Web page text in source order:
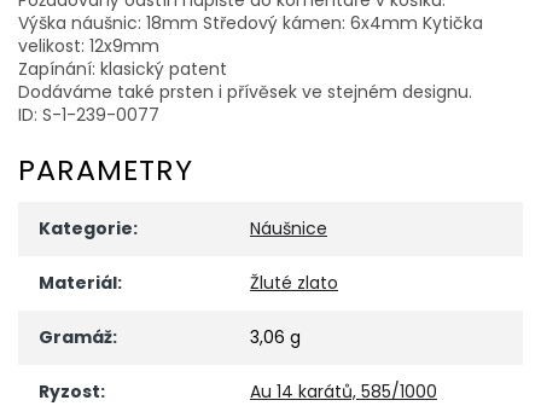
Výška náušnic: 18mm Středový kámen: 6x4mm Kytička
velikost: 12x9mm
Zapínání: klasický patent
Dodáváme také prsten i přívěsek ve stejném designu.
ID: S-1-239-0077
PARAMETRY
Kategorie: Náušnice
Materiál: Žluté zlato
Gramáž: 3,06 g
Ryzost: Au 14 karátů, 585/1000